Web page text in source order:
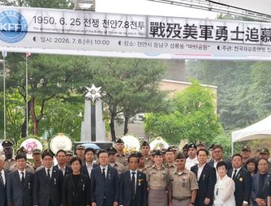
…'쑥대밭' 된 축구협회
김태유 서울대 공대 교수…이병태
훈련…80명 식사 대접까지(종합)
순감하고 그 전 2개월 10.3만개
2.3만 개 줄어…실업률은 4.1%로
사고방식 매달리지 말고 과감히
의…북쪽 인바운드·남쪽 아웃바운
경보, 폭염경보로 하향
관할 4개 면 특별재난지역 선포